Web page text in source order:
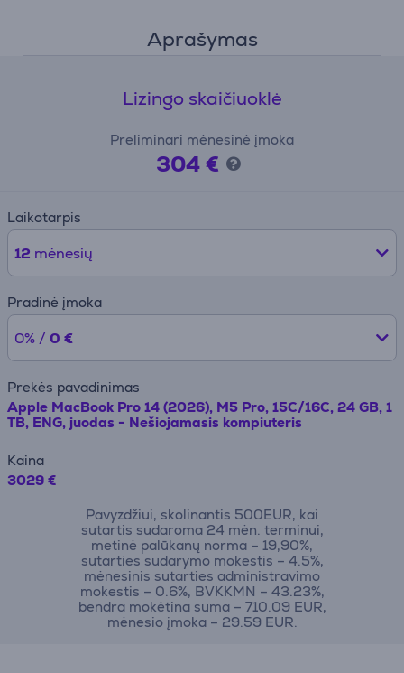
Aprašymas
Lizingo skaičiuoklė
Preliminari mėnesinė įmoka
304 €
Laikotarpis
12 mėnesių
Pradinė įmoka
0% / 0 €
Prekės pavadinimas
Apple MacBook Pro 14 (2026), M5 Pro, 15C/16C, 24 GB, 1
TB, ENG, juodas - Nešiojamasis kompiuteris
Kaina
3029 €
Pavyzdžiui, skolinantis 500EUR, kai
sutartis sudaroma 24 mėn. terminui,
metinė palūkanų norma – 19,90%,
sutarties sudarymo mokestis – 4.5%,
mėnesinis sutarties administravimo
mokestis – 0.6%, BVKKMN – 43.23%,
bendra mokėtina suma – 710.09 EUR,
mėnesio įmoka – 29.59 EUR.